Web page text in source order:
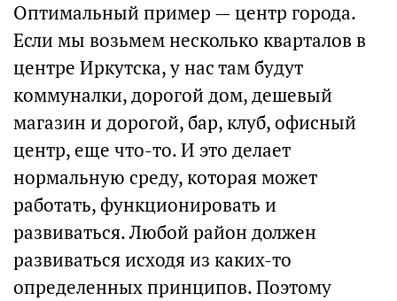
Оптимальный пример — центр города.
Если мы возьмем несколько кварталов в
центре Иркутска, у нас там будут
коммуналки, дорогой дом, дешевый
магазин и дорогой, бар, клуб, офисный
центр, еще что-то. И это делает
нормальную среду, которая может
работать, функционировать и
развиваться. Любой район должен
развиваться исходя из каких-то
определенных принципов. Поэтому